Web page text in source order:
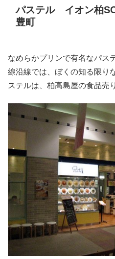
パステル イオン柏
豊町
なめらかプリンで有名なパス
線沿線では、ぼくの知る限り
ステルは、柏高島屋の食品売